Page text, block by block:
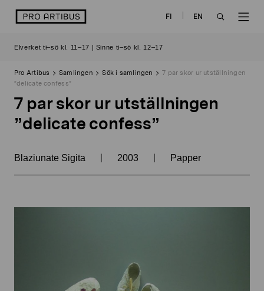
logo FI
EN
Elverket ti–sö kl. 11–17 | Sinne ti–sö kl. 12–17
Pro Artibus Samlingen Sök i samlingen
7 par skor ur utställningen
”delicate confess”
7 par skor ur utställningen
”delicate confess”
Blaziunate Sigita | 2003 | Papper